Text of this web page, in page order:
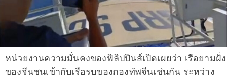
หน่วยงานความมั่นคงของฟิลิปปินส์เปิดเผยว่า เรือยามฝั่ง
ของจีนชนเข้ากับเรือรบของกองทัพจีนเช่นกัน ระหว่าง